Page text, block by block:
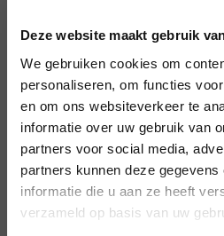
Deze website maakt gebruik
We gebruiken cookies om
personaliseren, om functies
en om ons websiteverkeer te
informatie over uw gebruik van
partners voor social media,
partners kunnen deze
informatie die u aan ze heeft
verzameld op basis van uw
Wachtwoord
HEB JE
MERK
Circle of Trust
MERK